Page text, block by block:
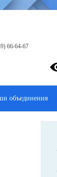
66-64-67
объединения